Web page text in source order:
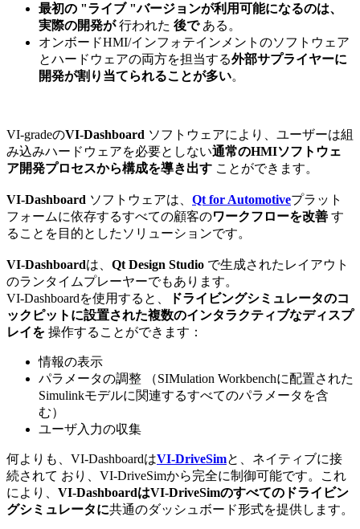
最初の "ライブ "バージョンが利用可能になるのは、
実際の開発が行われた 後で ある。
オンボードHMI/インフォテインメントのソフトウェア
とハードウェアの両方を担当する外部サプライヤーに
開発が割り当てられることが多い。
VI-gradeのVI-Dashboard ソフトウェアにより、ユーザーは組
み込みハードウェアを必要としない通常のHMIソフトウェ
ア開発プロセスから構成を導き出す ことができます。
VI-Dashboard ソフトウェアは、 Qt for Automotiveプラット
フォームに依存するすべての顧客のワークフローを改善 す
ることを目的としたソリューションです。
VI-Dashboardは、 Qt Design Studio で生成されたレイアウト
のランタイムプレーヤーでもあります。
VI-Dashboardを使用すると、
ドライビングシミュレータのコ
ックピットに設置された複数のインタラクティブなディスプ
レイを 操作することができます：
情報の表示
パラメータの調整 （SIMulation Workbenchに配置された
Simulinkモデルに関連するすべてのパラメータを含
む）
ユーザ入力の収集
何よりも、VI-DashboardはVI-DriveSimと、ネイティブに接
続されて おり、VI-DriveSimから完全に制御可能です。これ
により、 VI-DashboardはVI-DriveSimのすべてのドライビン
グシミュレータに共通のダッシュボード形式を提供します。